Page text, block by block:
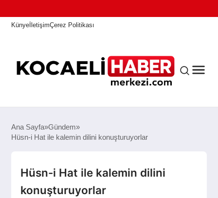
KünyeİletişimÇerez Politikası
ANASAYFA
ASAYIŞ
Ana Sayfa Gündem
Hüsn-i Hat ile kalemin dilini konuşturuyorlar
Hüsn-i Hat ile kalemin dilini
konuşturuyorlar